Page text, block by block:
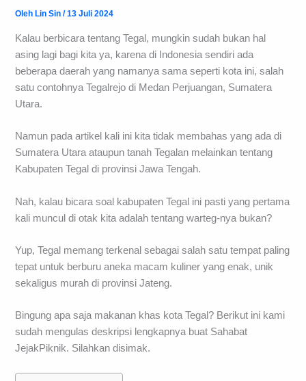
Oleh Lin Sin/13 Juli 2024
Kalau berbicara tentang Tegal, mungkin sudah bukan hal
asing lagi bagi kita ya, karena di Indonesia sendiri ada
beberapa daerah yang namanya sama seperti kota ini, salah
satu contohnya Tegalrejo di Medan Perjuangan, Sumatera
Utara.
Namun pada artikel kali ini kita tidak membahas yang ada di
Sumatera Utara ataupun tanah Tegalan melainkan tentang
Kabupaten Tegal di provinsi Jawa Tengah.
Nah, kalau bicara soal kabupaten Tegal ini pasti yang pertama
kali muncul di otak kita adalah tentang warteg-nya bukan?
Yup, Tegal memang terkenal sebagai salah satu tempat paling
tepat untuk berburu aneka macam kuliner yang enak, unik
sekaligus murah di provinsi Jateng.
Bingung apa saja makanan khas kota Tegal? Berikut ini kami
sudah mengulas deskripsi lengkapnya buat Sahabat
JejakPiknik. Silahkan disimak.